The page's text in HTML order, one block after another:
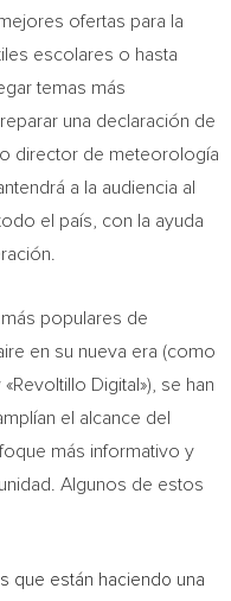
ofertas para la
escolares o hasta
temas más
una declaración de
director de meteorología
a la audiencia al
el país, con la ayuda
populares de
en su nueva era (como
Digital»), se han
el alcance del
más informativo y
Algunos de estos
que están haciendo una